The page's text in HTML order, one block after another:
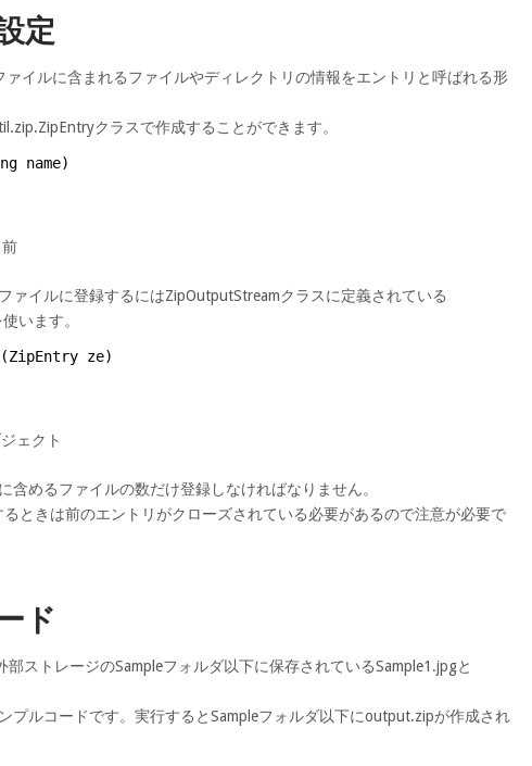
定
ァイルに含まれるファイルやディレクトリの情報をエントリと呼ばれる形
クラスで作成することができます。
name)
ァイルに登録するにはZipOutputStreamクラスに定義されている
います。
ze)
ェクト
含めるファイルの数だけ登録しなければなりません。
ときは前のエントリがクローズされている必要があるので注意が必要で
ド
部ストレージのSampleフォルダ以下に保存されているSample1.jpgと
プルコードです。実行するとSampleフォルダ以下にoutput.zipが作成され